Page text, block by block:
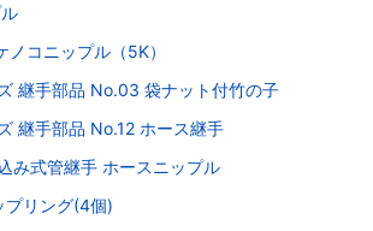
コニップル（5K）
継手部品 No.03 袋ナット付竹の子
継手部品 No.12 ホース継手
み式管継手 ホースニップル
プリング(4個)